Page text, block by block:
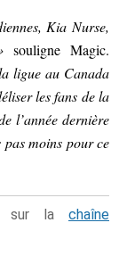
Kia Nurse,
souligne Magic.
ligue au Canada
les fans de la
l’année dernière
pas moins pour ce
sur la chaîne